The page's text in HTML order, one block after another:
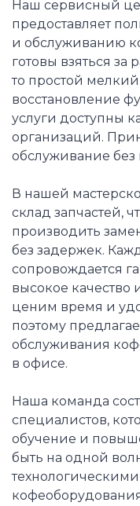
Наш сервисный
предоставляет
и обслуживанию
готовы взяться за
то простой
восстановление
услуги доступны
организаций.
обслуживание
В нашей
склад запчастей,
производить
без задержек.
сопровождается
высокое качество
ценим время и
поэтому
обслуживания
в офисе.
Наша команда
специалистов,
обучение и
быть на одной